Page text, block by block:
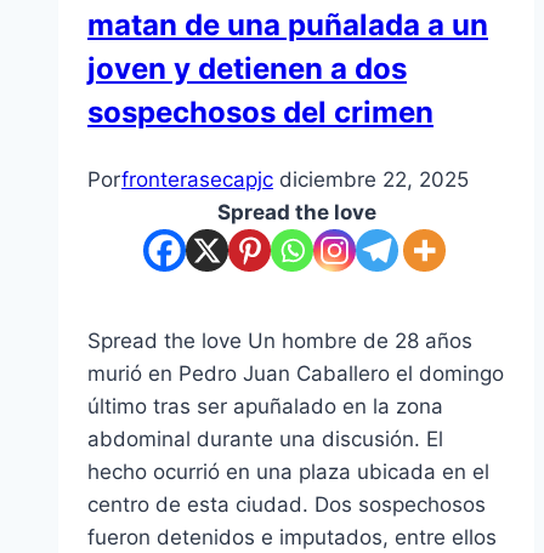
la
Junta
Municipal
matan de una puñalada a un
joven y detienen a dos
sospechosos del crimen
Porfronterasecapjc diciembre 22, 2025
Spread the love
Spread the love Un hombre de 28 años
murió en Pedro Juan Caballero el domingo
último tras ser apuñalado en la zona
abdominal durante una discusión. El
hecho ocurrió en una plaza ubicada en el
centro de esta ciudad. Dos sospechosos
fueron detenidos e imputados, entre ellos